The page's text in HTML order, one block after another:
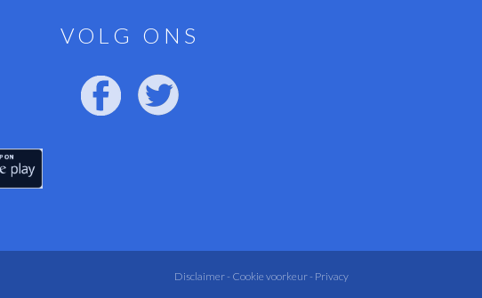
VOLG ONS
Privacy
Cookie voorkeur -
Disclaimer -